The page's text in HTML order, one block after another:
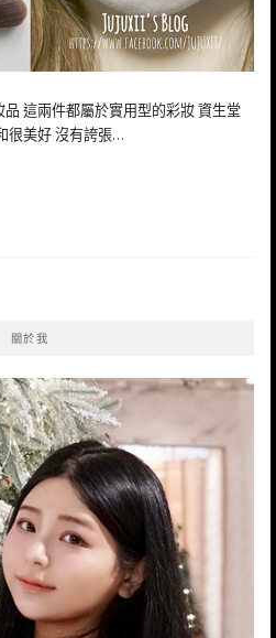
這兩件都屬於實用型的彩妝 資生堂
很美好 沒有誇張…
關於我